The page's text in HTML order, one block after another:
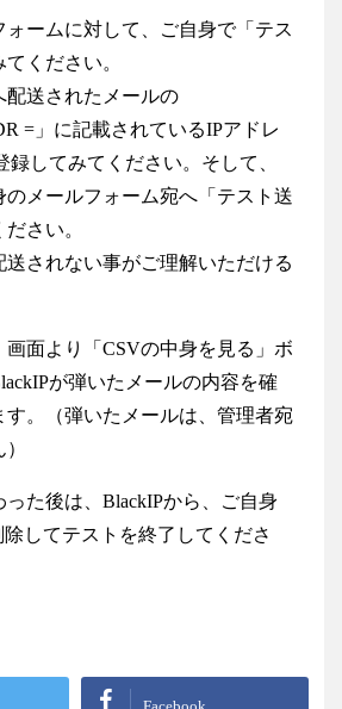
ォームに対して、ご自身で「テス
ください。
配送されたメールの
=」に記載されているIPアドレ
録してみてください。そして、
のメールフォーム宛へ「テスト送
さい。
されない事がご理解いただける
画面より「CSVの中身を見る」ボ
が弾いたメールの内容を確
す。（弾いたメールは、管理者宛
た後は、BlackIPから、ご自身
してテストを終了してくださ